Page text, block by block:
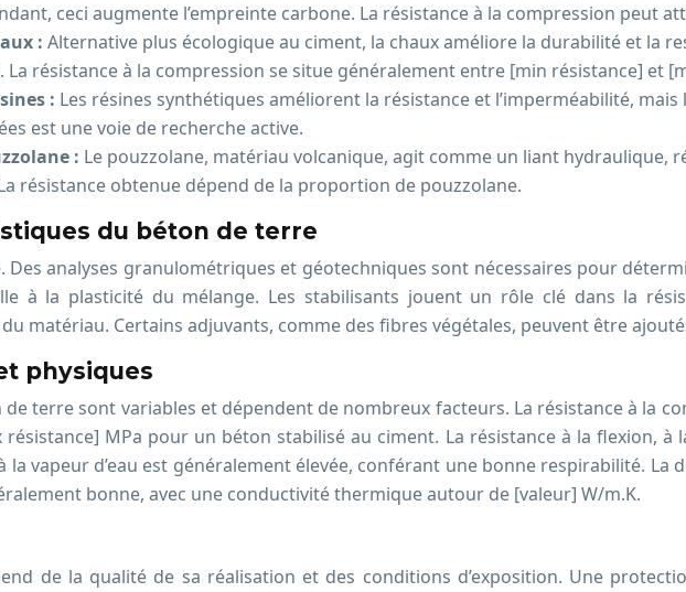
ceci augmente l’empreinte carbone. La résistance à la compression peut
: Alternative plus écologique au ciment, la chaux améliore la durabilité et la
La résistance à la compression se situe généralement entre [min résistance] et
: Les résines synthétiques améliorent la résistance et l’imperméabilité,
est une voie de recherche active.
: Le pouzzolane, matériau volcanique, agit comme un liant hydraulique,
résistance obtenue dépend de la proportion de pouzzolane.
du béton de terre
analyses granulométriques et géotechniques sont nécessaires pour
à la plasticité du mélange. Les stabilisants jouent un rôle clé dans la
matériau. Certains adjuvants, comme des fibres végétales, peuvent être
physiques
terre sont variables et dépendent de nombreux facteurs. La résistance à la
résistance] MPa pour un béton stabilisé au ciment. La résistance à la flexion,
la vapeur d’eau est généralement élevée, conférant une bonne respirabilité.
bonne, avec une conductivité thermique autour de [valeur] W/m.K.
de la qualité de sa réalisation et des conditions d’exposition. Une